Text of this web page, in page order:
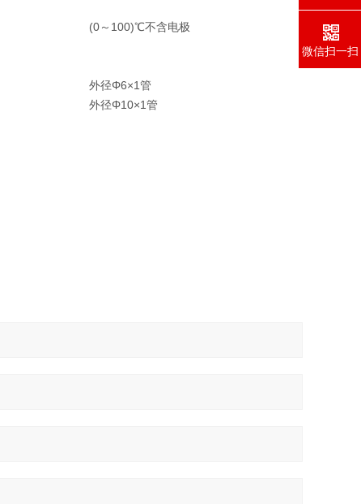
(0～100)℃不含电极
外径Φ6×1管
外径Φ10×1管
微信扫一扫